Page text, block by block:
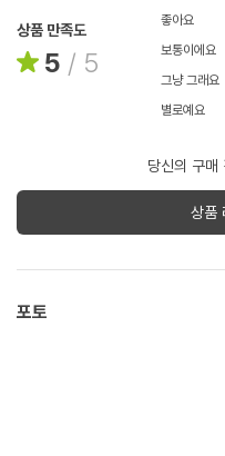
상품 만족도
5 / 5
좋아요
보통이에요
그냥 그래요
별로예요
당신의 구매
상품
포토